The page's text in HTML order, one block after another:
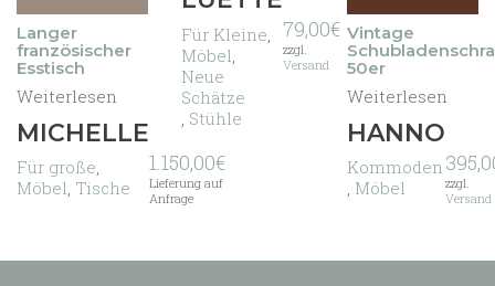
Langer
französischer
Esstisch
Weiterlesen
MICHELLE
Für große,
Möbel, Tische
1.150,00€
Lieferung auf
Anfrage
Für Kleine
Möbel
Neue
Schätze
Stühle
79,00€
zzgl.
Versand
Vintage
50er
Weiterlesen
HANNO
Kommoden
, Möbel
zzgl.
Versand